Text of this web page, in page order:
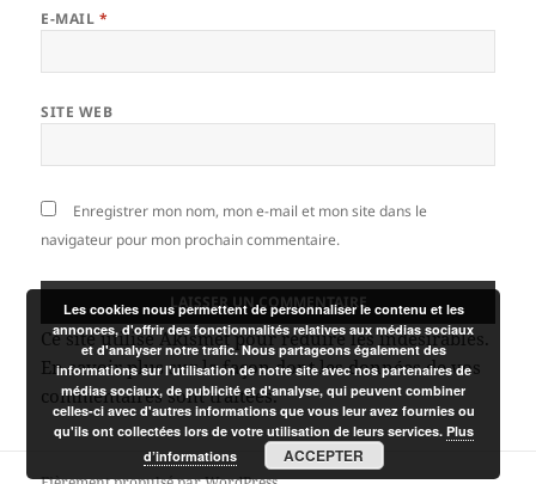
E-MAIL *
SITE WEB
Enregistrer mon nom, mon e-mail et mon site dans le
navigateur pour mon prochain commentaire.
Ce site utilise Akismet pour réduire les indésirables.
En savoir plus sur la façon dont les données de vos
commentaires sont traitées.
Les cookies nous permettent de personnaliser le contenu et les
annonces, d'offrir des fonctionnalités relatives aux médias sociaux
et d'analyser notre trafic. Nous partageons également des
informations sur l'utilisation de notre site avec nos partenaires de
médias sociaux, de publicité et d'analyse, qui peuvent combiner
celles-ci avec d'autres informations que vous leur avez fournies ou
qu'ils ont collectées lors de votre utilisation de leurs services. Plus
d’informations
ACCEPTER